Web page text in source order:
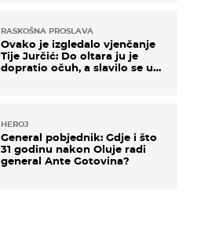
RASKOŠNA PROSLAVA
Ovako je izgledalo vjenčanje
Tije Jurčić: Do oltara ju je
dopratio očuh, a slavilo se uz
HEROJ
General pobjednik: Gdje i što
31 godinu nakon Oluje radi
general Ante Gotovina?